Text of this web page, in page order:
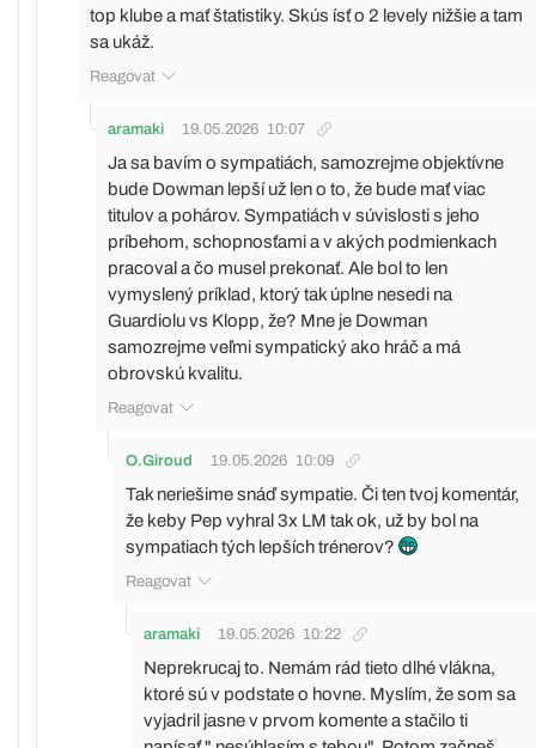
top klube a mať štatistiky. Skús ísť o 2 levely nižšie a tam
sa ukáž.
Reagovat
aramaki 19.05.2026 10:07
Ja sa bavím o sympatiách, samozrejme objektívne
bude Dowman lepší už len o to, že bude mať viac
titulov a pohárov. Sympatiách v súvislosti s jeho
príbehom, schopnosťami a v akých podmienkach
pracoval a čo musel prekonať. Ale bol to len
vymyslený príklad, ktorý tak úplne nesedi na
Guardiolu vs Klopp, že? Mne je Dowman
samozrejme veľmi sympatický ako hráč a má
obrovskú kvalitu.
Reagovat
O.Giroud 19.05.2026 10:09
Tak neriešime snáď sympatie. Či ten tvoj komentár,
že keby Pep vyhral 3x LM tak ok, už by bol na
sympatiach tých lepších trénerov?
Reagovat
aramaki 19.05.2026 10:22
Neprekrucaj to. Nemám rád tieto dlhé vlákna,
ktoré sú v podstate o hovne. Myslím, že som sa
vyjadril jasne v prvom komente a stačilo ti